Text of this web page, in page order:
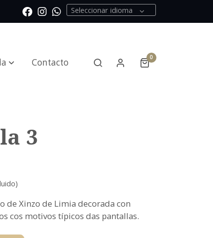
Seleccionar idioma
Contacto 0
3
de Xinzo de Limia decorada con
cos motivos típicos das pantallas.